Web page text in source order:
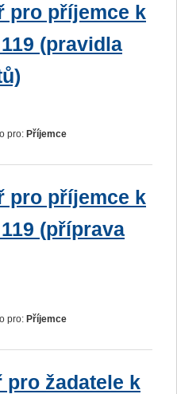
pro příjemce k
(pravidla
pro: Příjemce
pro příjemce k
(příprava
pro: Příjemce
pro žadatele k